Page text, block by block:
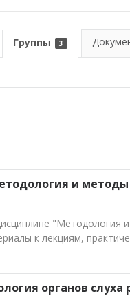
Группы 3
и методы
"Методология
к лекциям,
органов